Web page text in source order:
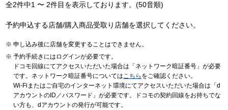
全2件中1 〜 2件目を表示しております。(50音順)
予約申込する店舗/購入商品受取り店舗を選択してください。
申し込み後に店舗を変更することはできません。
予約手続きにはログインが必要です。
ドコモ回線にてアクセスいただいた場合は「ネットワーク暗証番号」が必要
です。ネットワーク暗証番号についてはこちら をご確認ください。
Wi-Fiまたはご自宅のインターネット環境にてアクセスいただいた場合は「d
アカウントのID／パスワード」が必要です。ドコモの契約回線をお持ちでな
い方も、dアカウントの発行が可能です。